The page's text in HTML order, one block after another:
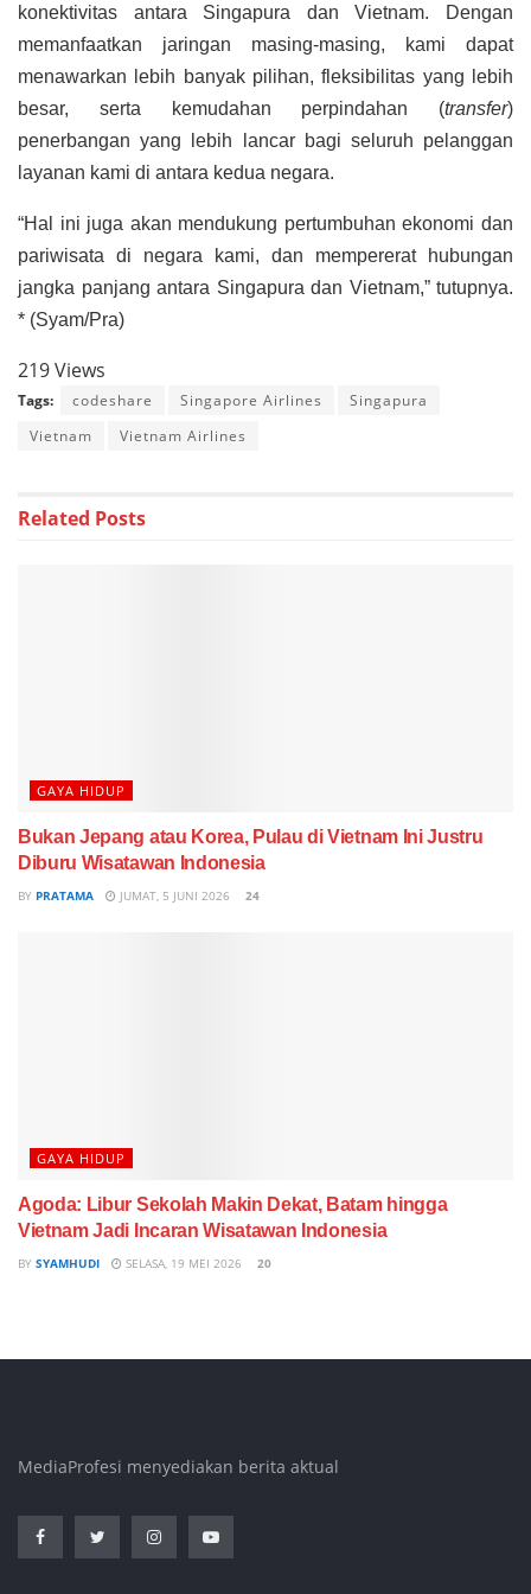
konektivitas antara Singapura dan Vietnam. Dengan
memanfaatkan jaringan masing-masing, kami dapat
menawarkan lebih banyak pilihan, fleksibilitas yang lebih
besar, serta kemudahan perpindahan (transfer)
penerbangan yang lebih lancar bagi seluruh pelanggan
layanan kami di antara kedua negara.
“Hal ini juga akan mendukung pertumbuhan ekonomi dan
pariwisata di negara kami, dan mempererat hubungan
jangka panjang antara Singapura dan Vietnam,” tutupnya.
* (Syam/Pra)
219 Views
Tags: codeshare Singapore Airlines
Singapura
Vietnam
Vietnam Airlines
Related Posts
GAYA HIDUP
Bukan Jepang atau Korea, Pulau di Vietnam Ini Justru
Diburu Wisatawan Indonesia
BY PRATAMA JUMAT, 5 JUNI 2026 24
GAYA HIDUP
Agoda: Libur Sekolah Makin Dekat, Batam hingga
Vietnam Jadi Incaran Wisatawan Indonesia
BY SYAMHUDI SELASA, 19 MEI 2026 20
MediaProfesi menyediakan berita aktual